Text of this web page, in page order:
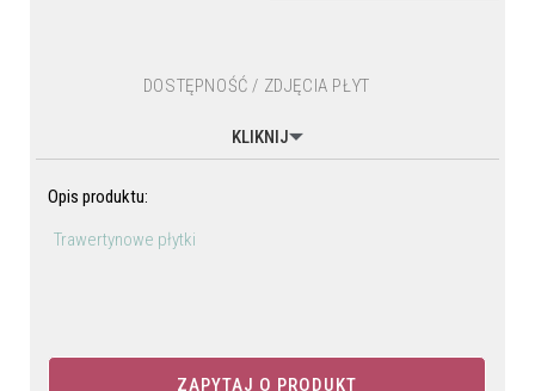
DOSTĘPNOŚĆ / ZDJĘCIA PŁYT
KLIKNIJ
Opis produktu:
Trawertynowe płytki
ZAPYTAJ O PRODUKT